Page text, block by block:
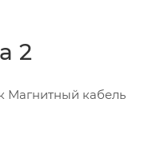
2
кабель